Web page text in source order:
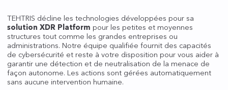
TEHTRIS décline les technologies développées pour sa
solution XDR Platform pour les petites et moyennes
structures tout comme les grandes entreprises ou
administrations. Notre équipe qualifiée fournit des capacités
de cybersécurité et reste à votre disposition pour vous aider à
garantir une détection et de neutralisation de la menace de
façon autonome. Les actions sont gérées automatiquement
sans aucune intervention humaine.